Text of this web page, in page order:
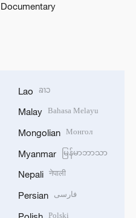
Documentary
Lao ລາວ
Malay Bahasa Melayu
Mongolian Монгол
Myanmar မြန်မာဘာသာ
Nepali नेपाली
Persian فارسی
Polski